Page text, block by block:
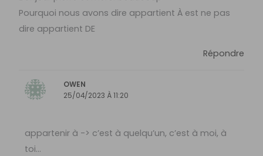
Pourquoi nous avons dire appartient À est ne pas
dire appartient DE
Répondre
OWEN
25/04/2023 À 11:20
appartenir à -> c’est à quelqu’un, c’est à moi, à
toi…